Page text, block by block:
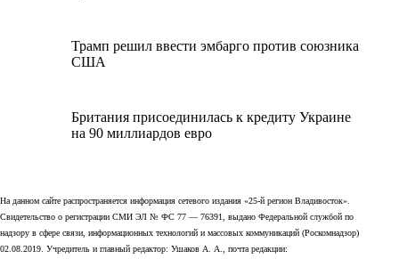
Трамп решил ввести эмбарго против союзника
США
Британия присоединилась к кредиту Украине
на 90 миллиардов евро
На данном сайте распространяется информация сетевого издания «25-й регион Владивосток».
Свидетельство о регистрации СМИ ЭЛ № ФС 77 — 76391, выдано Федеральной службой по
надзору в сфере связи, информационных технологий и массовых коммуникаций (Роскомнадзор)
02.08.2019. Учредитель и главный редактор: Ушаков А. А., почта редакции: